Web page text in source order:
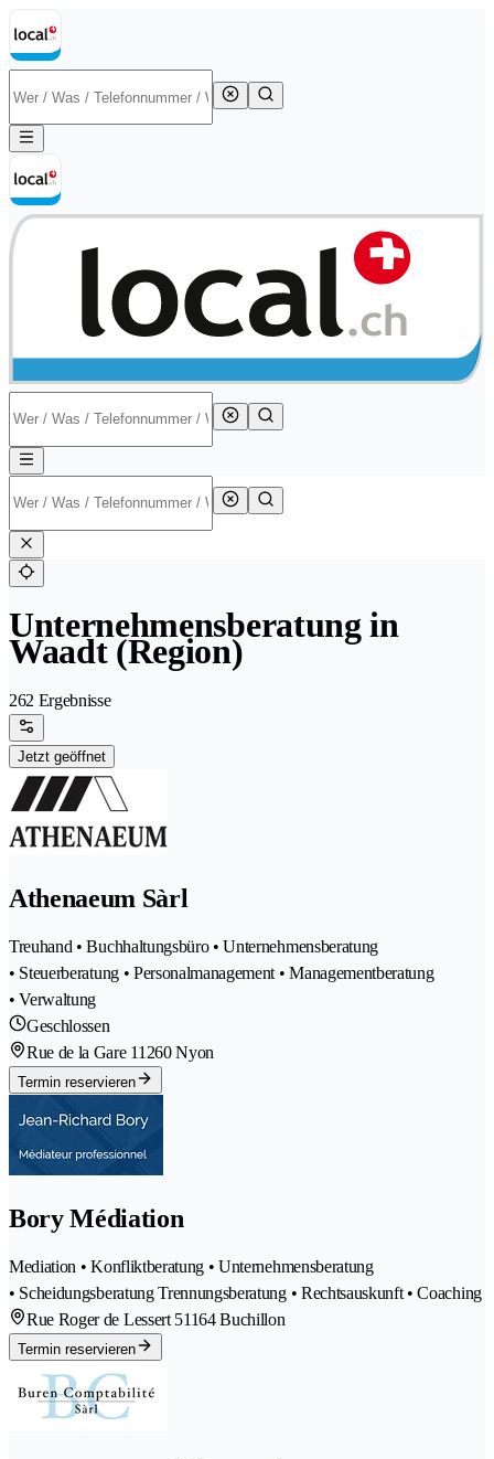
Unternehmensberatung in
Waadt (Region)
262 Ergebnisse
Jetzt geöffnet
Athenaeum Sàrl
Treuhand • Buchhaltungsbüro • Unternehmensberatung
• Steuerberatung • Personalmanagement • Managementberatung
• Verwaltung
Geschlossen
Rue de la Gare 11260 Nyon
Termin reservieren
Bory Médiation
Mediation • Konfliktberatung • Unternehmensberatung
• Scheidungsberatung Trennungsberatung • Rechtsauskunft • Coaching
Rue Roger de Lessert 51164 Buchillon
Termin reservieren